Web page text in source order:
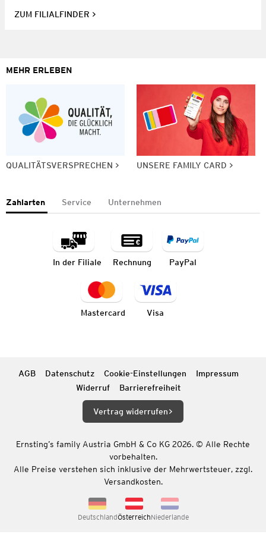
ZUM FILIALFINDER
MEHR ERLEBEN
QUALITÄTSVERSPRECHEN UNSERE FAMILY CARD
Zahlarten Service Unternehmen
In der Filiale Rechnung PayPal
Mastercard Visa
AGB Datenschutz Cookie-Einstellungen
Impressum
Widerruf
Barrierefreiheit
Vertrag widerrufen
Ernsting’s family Austria GmbH & Co KG 2026. © Alle Rechte
vorbehalten.
Alle Preise verstehen sich inklusive der Mehrwertsteuer, zzgl.
Versandkosten.
DeutschlandÖsterreichNiederlande